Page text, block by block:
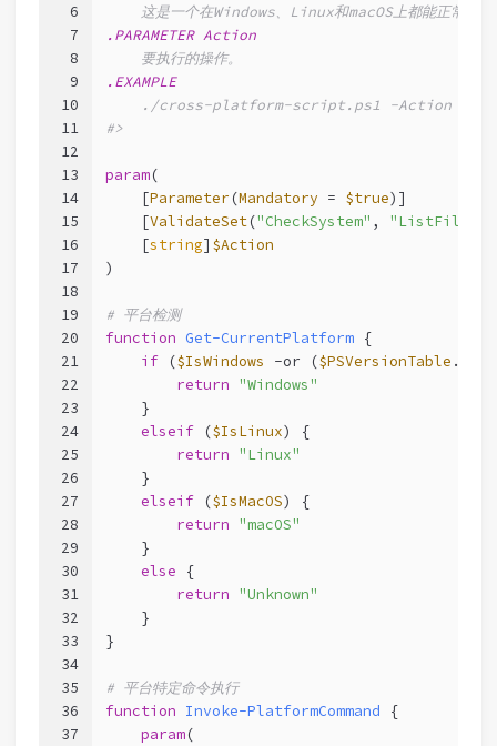
6
7
8
9
10
11
12
13
14
15
16
17
18
19
20
21
22
23
24
25
26
27
28
29
30
31
32
33
34
35
36
37
这是一个在Windows、Linux和macOS上都能正常运
.PARAMETER Action
    要执行的操作。
.EXAMPLE
./cross-platform-script.ps1 -Action
#>
param(
    [
Parameter (Mandatory = $true)]
    [
ValidateSet("CheckSystem" , "ListFiles"
    [
string] $Action
)
# 平台检测
function Get-CurrentPlatform {
if ($IsWindows -or ($PSVersionTable
return "Windows"
    }
elseif ($IsLinux) {
return "Linux"
    }
elseif ($IsMacOS) {
return "macOS"
    }
else {
return "Unknown"
    }
}
# 平台特定命令执行
function Invoke-PlatformCommand {
param(